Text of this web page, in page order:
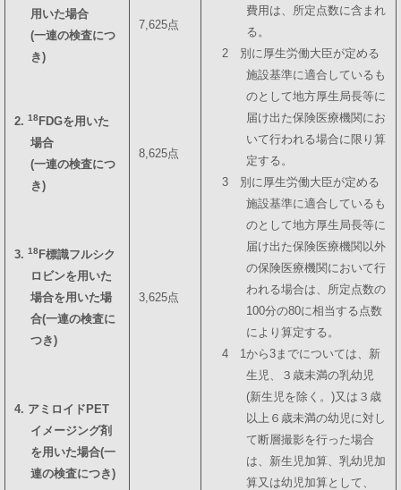
費用は、所定点数に含まれ
る。
2 別に厚生労働大臣が定める
施設基準に適合しているも
のとして地方厚生局長等に
届け出た保険医療機関にお
いて行われる場合に限り算
定する。
3 別に厚生労働大臣が定める
施設基準に適合しているも
のとして地方厚生局長等に
届け出た保険医療機関以外
の保険医療機関において行
われる場合は、所定点数の
100分の80に相当する点数
により算定する。
4 1から3までについては、新
生児、３歳未満の乳幼児
(新生児を除く。)又は３歳
以上６歳未満の幼児に対し
て断層撮影を行った場合
は、新生児加算、乳幼児加
算又は幼児加算として、
用いた場合
(一連の検査につ
き)
7,625点
2. 18 FDGを用いた
場合
(一連の検査につ
き)
8,625点
3. 18 F標識フルシク
ロビンを用いた
場合を用いた場
合(一連の検査に
つき)
3,625点
4. アミロイドPET
イメージング剤
を用いた場合(一
連の検査につき)